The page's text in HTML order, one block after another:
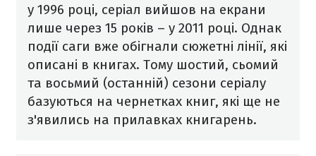
у 1996 році, серіал вийшов на екрани
лише через 15 років – у 2011 році. Однак
події саги вже обігнали сюжетні лінії, які
описані в книгах. Тому шостий, сьомий
та восьмий (останній) сезони серіалу
базуються на чернетках книг, які ще не
з'явились на прилавках книгарень.